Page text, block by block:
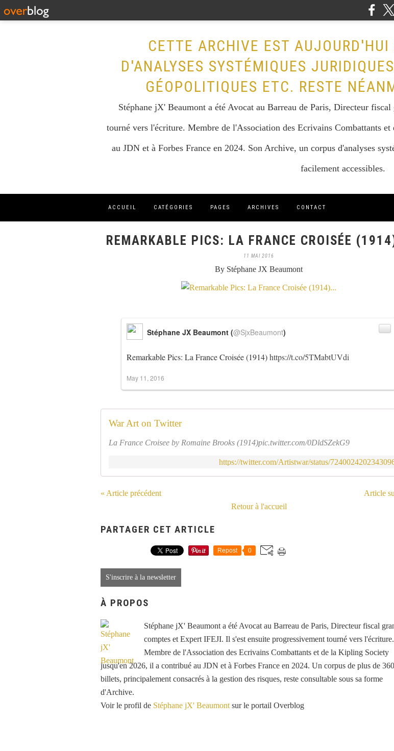
CETTE ARCHIVE EST AUJOURD'HUI
D'ANALYSES SYSTÉMIQUES
GÉOPOLITIQUES ETC. RESTE
Stéphane jX' Beaumont a été Avocat au Barreau de Paris, Directeur
tourné vers l'écriture. Membre de l'Association des Ecrivains Combattants
au JDN et à Forbes France en 2024. Son Archive, un corpus d'analyses
facilement accessibles.
ACCUEIL CATÉGORIES PAGES ARCHIVES CONTACT
REMARKABLE PICS: LA FRANCE CROISÉE
11 MAI 2016
By Stéphane JX Beaumont
Remarkable Pics: La France Croisée (1914)https://t.co/5TMabtUVdi
Stéphane JX Beaumont (@SjxBeaumont)
May 11, 2016
War Art on Twitter
La France Croisee by Romaine Brooks (1914)pic.twitter.com/0DldSZekG9
https://twitter.com/Artistwar/status/
« Article précédent
Article
Retour à l'accueil
PARTAGER CET ARTICLE
Repost 0
S'inscrire à la newsletter
À PROPOS
Stéphane jX' Beaumont a été Avocat au Barreau de Paris, Directeur fiscal
comptes et Expert IFEJI. Il s'est ensuite progressivement tourné vers l'écriture.
Membre de l'Association des Ecrivains Combattants et de la Kipling Society
jusqu'en 2026, il a contribué au JDN et à Forbes France en 2024. Un corpus de plus de 360
billets, principalement consacrés à la gestion des risques, reste consultable sous sa forme
d'Archive.
Voir le profil de Stéphane jX' Beaumont sur le portail Overblog